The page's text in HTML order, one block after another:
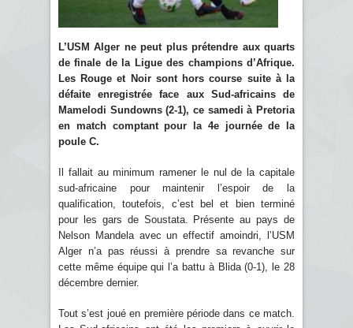
L’USM Alger ne peut plus prétendre aux quarts
de finale de la Ligue des champions d’Afrique.
Les Rouge et Noir sont hors course suite à la
défaite enregistrée face aux Sud-africains de
Mamelodi Sundowns (2-1), ce samedi à Pretoria
en match comptant pour la 4e journée de la
poule C.
Il fallait au minimum ramener le nul de la capitale
sud-africaine pour maintenir l’espoir de la
qualification, toutefois, c’est bel et bien terminé
pour les gars de Soustata. Présente au pays de
Nelson Mandela avec un effectif amoindri, l’USM
Alger n’a pas réussi à prendre sa revanche sur
cette même équipe qui l’a battu à Blida (0-1), le 28
décembre dernier.
Tout s’est joué en première période dans ce match.